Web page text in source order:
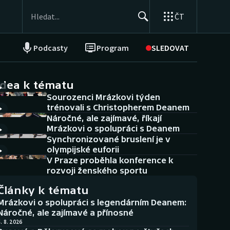
ČT
Podcasty Program SLEDOVAT
NEPŘEHLÉDNĚTE
Historické návraty
Aplikace ČT sport
AZ kvíz
k tématu
Sourozenci Mrázkovi týden
trénovali s Christopherem Deanem
Náročné, ale zajímavé, říkají
Mrázkovi o spolupráci s Deanem
Synchronizované bruslení je v
olympijské euforii
V Praze proběhla konference k
rozvoji ženského sportu
k tématu
o spolupráci s legendárním Deanem:
ale zajímavé a přínosné
8. 2026